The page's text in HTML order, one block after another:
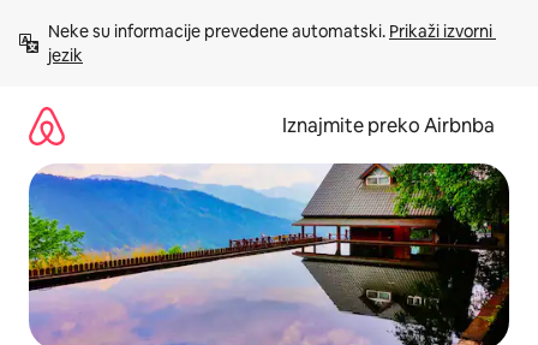
sadržaj
Neke su informacije prevedene automatski. Prikaži izvorni
jezik
Iznajmite preko Airbnba